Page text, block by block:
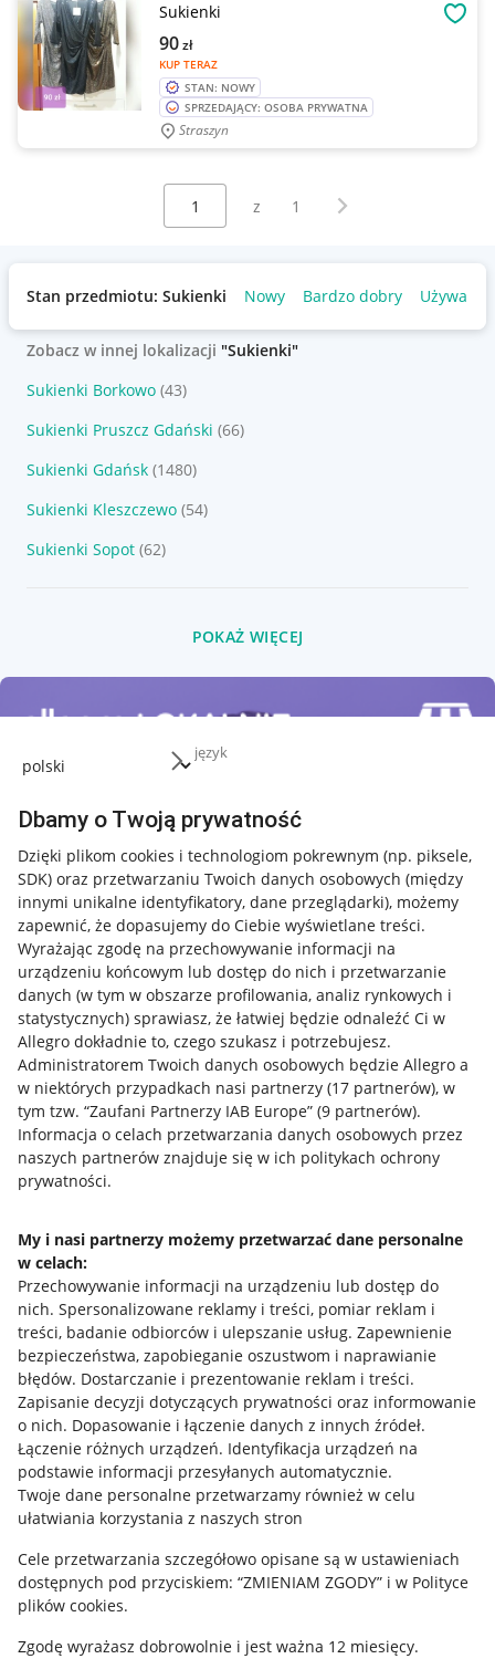
język
Dbamy o Twoją prywatność
Dzięki plikom cookies i technologiom pokrewnym (np. piksele,
SDK) oraz przetwarzaniu Twoich danych osobowych (między
innymi unikalne identyfikatory, dane przeglądarki), możemy
zapewnić, że dopasujemy do Ciebie wyświetlane treści.
Wyrażając zgodę na przechowywanie informacji na
urządzeniu końcowym lub dostęp do nich i przetwarzanie
danych (w tym w obszarze profilowania, analiz rynkowych i
statystycznych) sprawiasz, że łatwiej będzie odnaleźć Ci w
Allegro dokładnie to, czego szukasz i potrzebujesz.
Administratorem Twoich danych osobowych będzie Allegro a
w niektórych przypadkach nasi partnerzy (17 partnerów), w
tym tzw. “Zaufani Partnerzy IAB Europe” (9 partnerów).
Informacja o celach przetwarzania danych osobowych przez
naszych partnerów znajduje się w ich politykach ochrony
prywatności.
My i nasi partnerzy możemy przetwarzać dane personalne
w celach:
Przechowywanie informacji na urządzeniu lub dostęp do
nich. Spersonalizowane reklamy i treści, pomiar reklam i
treści, badanie odbiorców i ulepszanie usług. Zapewnienie
bezpieczeństwa, zapobieganie oszustwom i naprawianie
błędów. Dostarczanie i prezentowanie reklam i treści.
Zapisanie decyzji dotyczących prywatności oraz informowanie
o nich. Dopasowanie i łączenie danych z innych źródeł.
Łączenie różnych urządzeń. Identyfikacja urządzeń na
podstawie informacji przesyłanych automatycznie.
Twoje dane personalne przetwarzamy również w celu
ułatwiania korzystania z naszych stron
Cele przetwarzania szczegółowo opisane są w ustawieniach
dostępnych pod przyciskiem: “ZMIENIAM ZGODY” i w Polityce
plików cookies.
Zgodę wyrażasz dobrowolnie i jest ważna 12 miesięcy.
Sukienki
KUP TERAZ
90zł
STAN: NOWY
SPRZEDAJĄCY: OSOBA PRYWATNA
Straszyn
Wybierz stronę:
z 1 Następna strona
Stan przedmiotu: Sukienki Nowy Bardzo dobry Używany
Zobacz w innej lokalizacji "Sukienki"
Sukienki Borkowo (43)
Sukienki Pruszcz Gdański (66)
Sukienki Gdańsk (1480)
Sukienki Kleszczewo (54)
Sukienki Sopot (62)
POKAŻ WIĘCEJ
Przydatne informacje
Jak to działa
Allegro Gadane dla sprzedających
Allegro Gadane dla kupujących
Mapa miejscowości
Informacje prawne
Regulamin
Polityka plików "cookies"
Ustawienia plików "cookies"
Udostępnianie lokalizacji
Informacje dla Aktu o Usługach Cyfrowych
Pobierz aplikację